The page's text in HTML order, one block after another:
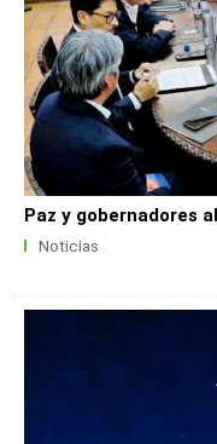
Paz y gobernadores
Noticias